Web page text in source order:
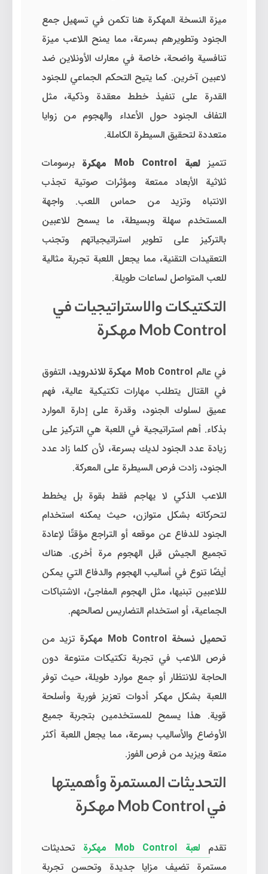
ميزة النسخة المهكرة هنا تكمن في تسهيل جمع
الجنود وتطويرهم بسرعة، مما يمنح اللاعب ميزة
تنافسية واضحة، خاصة في معارك الأونلاين ضد
لاعبين آخرين. كما يتيح التحكم الجماعي للجنود
القدرة على تنفيذ خطط معقدة وذكية، مثل
التفاف الجنود حول الأعداء والهجوم من زوايا
متعددة لتحقيق السيطرة الكاملة.
تتميزلعبة Mob Control مهكرة
برسومات
ثلاثية الأبعاد ممتعة ومؤثرات صوتية تجذب
الانتباه وتزيد من حماس اللعب. واجهة
المستخدم سهلة وبسيطة، ما يسمح للاعبين
بالتركيز على تطوير استراتيجياتهم وتجنب
التعقيدات التقنية، مما يجعل اللعبة تجربة مثالية
للعب المتواصل لساعات طويلة.
التكتيكات والاستراتيجيات في
Mob Control مهكرة
في عالم Mob Control مهكرة للاندرويد
، التفوق
في القتال يتطلب مهارات تكتيكية عالية، فهم
عميق لسلوك الجنود، وقدرة على إدارة الموارد
بذكاء. أهم استراتيجية في اللعبة هي التركيز على
زيادة عدد الجنود لديك بسرعة، لأن كلما زاد عدد
الجنود، زادت فرص السيطرة على المعركة.
اللاعب الذكي لا يهاجم فقط بقوة بل يخطط
لتحركاته بشكل متوازن، حيث يمكنه استخدام
الجنود للدفاع عن موقعه أو التراجع مؤقتًا لإعادة
تجميع الجيش قبل الهجوم مرة أخرى. هناك
أيضًا تنوع في أساليب الهجوم والدفاع التي يمكن
لللاعبين تبنيها، مثل الهجوم المفاجئ، الاشتباكات
الجماعية، أو استخدام التضاريس لصالحهم.
تحميل نسخة Mob Control مهكرة
تزيد من
فرص اللاعب في تجربة تكتيكات متنوعة دون
الحاجة للانتظار أو جمع موارد طويلة، حيث توفر
اللعبة بشكل مهكر أدوات تعزيز فورية وأسلحة
قوية. هذا يسمح للمستخدمين بتجربة جميع
الأوضاع والأساليب بسرعة، مما يجعل اللعبة أكثر
متعة ويزيد من فرص الفوز.
التحديثات المستمرة وأهميتها
في Mob Control مهكرة
تقدم لعبة Mob Control مهكرة
تحديثات
مستمرة تضيف مزايا جديدة وتحسن تجربة